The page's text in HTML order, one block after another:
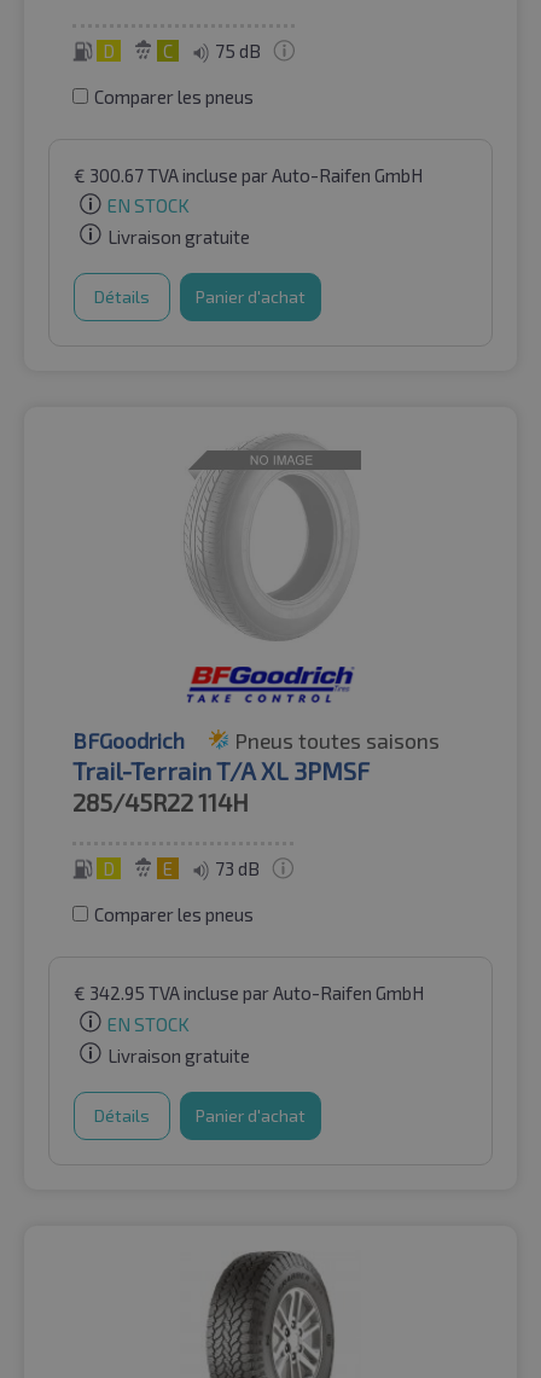
D C 75 dB
Comparer les pneus
€ 300.67TVA incluse par Auto-Raifen GmbH
EN STOCK
Livraison gratuite
Détails Panier d'achat
BFGoodrich Pneus toutes saisons
Trail-Terrain T/A XL 3PMSF
285/45R22114H
D E 73 dB
Comparer les pneus
€ 342.95 TVA incluse par Auto-Raifen GmbH
EN STOCK
Livraison gratuite
Détails Panier d'achat